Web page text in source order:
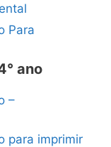
Para
ano
–
para imprimir